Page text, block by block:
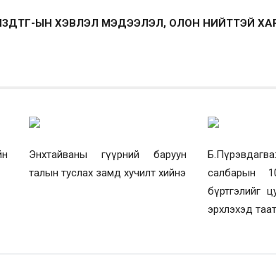
ЫН ХЭВЛЭЛ МЭДЭЭЛЭЛ, ОЛОН НИЙТТЭЙ
Энхтайваны гүүрний баруун
талын туслах замд хучилт хийнэ
салбарын
бүртгэлийг
эрхлэхэд